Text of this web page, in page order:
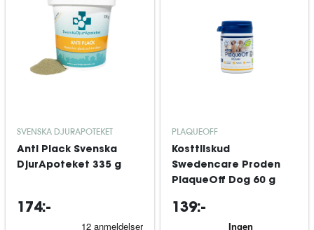
SVENSKA DJURAPOTEKET
Anti Plack Svenska
DjurApoteket 335 g
174:-
PLAQUEOFF
Kosttilskud
Swedencare Proden
PlaqueOff Dog 60 g
139:-